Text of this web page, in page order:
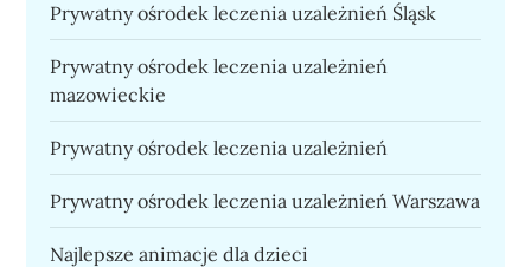
Prywatny ośrodek leczenia uzależnień Śląsk
Prywatny ośrodek leczenia uzależnień
mazowieckie
Prywatny ośrodek leczenia uzależnień
Prywatny ośrodek leczenia uzależnień Warszawa
Najlepsze animacje dla dzieci